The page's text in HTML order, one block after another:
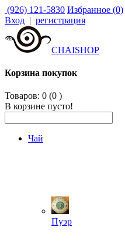
(926) 121-5830 Избранное (0)
Вход | регистрация
CHAISHOP
Корзина покупок
Товаров: 0 (0 )
В корзине пусто!
Чай
Пуэр